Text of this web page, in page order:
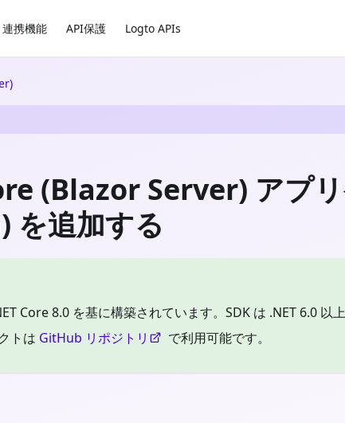
連携機能 API保護 Logto APIs
(Blazor Server) アプ
追加する
Core 8.0 を基に構築されています。SDK は .NET 6.0 以
トは GitHub リポジトリ で利用可能です。